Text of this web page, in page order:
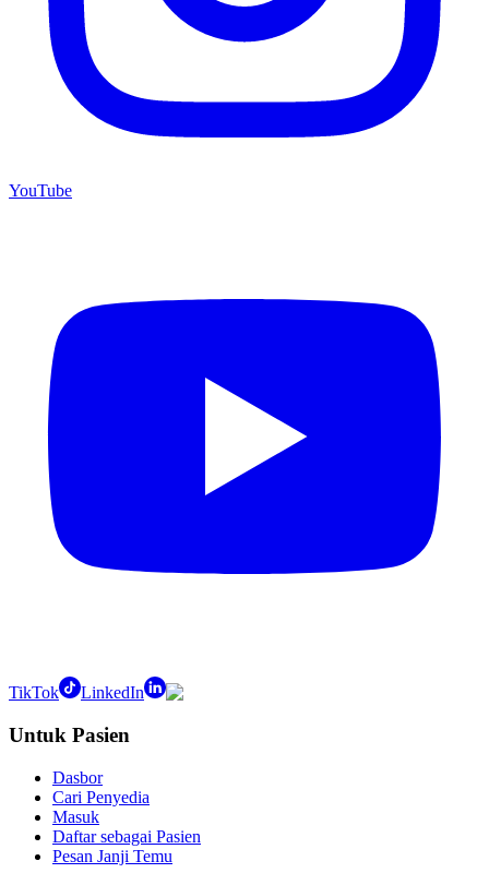
YouTube
TikTok LinkedIn
Untuk Pasien
Dasbor
Cari Penyedia
Masuk
Daftar sebagai Pasien
Pesan Janji Temu